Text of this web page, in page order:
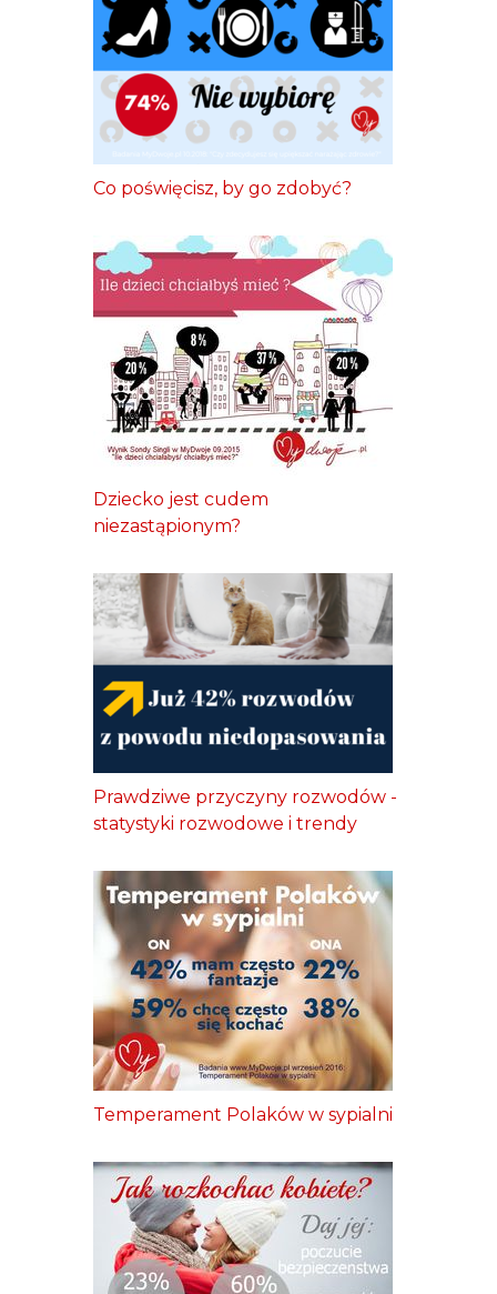
Co poświęcisz, by go zdobyć?
Dziecko jest cudem
niezastąpionym?
Prawdziwe przyczyny rozwodów -
statystyki rozwodowe i trendy
Temperament Polaków w sypialni